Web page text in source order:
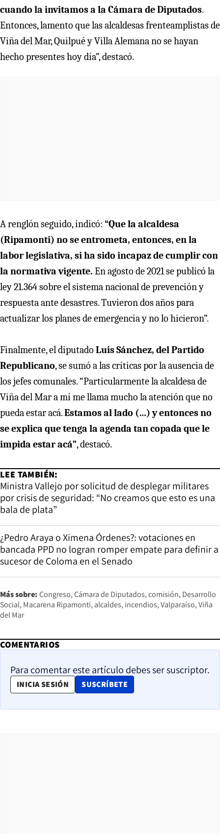
cuando la invitamos a la Cámara de Diputados.
Entonces, lamento que las alcaldesas frenteamplistas de
Viña del Mar, Quilpué y Villa Alemana no se hayan
hecho presentes hoy día”, destacó.
A renglón seguido, indicó: “Que la alcaldesa
(Ripamonti) no se entrometa, entonces, en la
labor legislativa, si ha sido incapaz de cumplir con
la normativa vigente. En agosto de 2021 se publicó la
ley 21.364 sobre el sistema nacional de prevención y
respuesta ante desastres. Tuvieron dos años para
actualizar los planes de emergencia y no lo hicieron”.
Finalmente, el diputado Luis Sánchez, del Partido
Republicano, se sumó a las críticas por la ausencia de
los jefes comunales. “Particularmente la alcaldesa de
Viña del Mar a mí me llama mucho la atención que no
pueda estar acá.Estamos al lado (…) y entonces no
se explica que tenga la agenda tan copada que le
impida estar acá”, destacó.
LEE TAMBIÉN:
Ministra Vallejo por solicitud de desplegar militares
por crisis de seguridad: “No creamos que esto es una
bala de plata”
¿Pedro Araya o Ximena Órdenes?: votaciones en
bancada PPD no logran romper empate para definir a
sucesor de Coloma en el Senado
Más sobre: Congreso Cámara de Diputados comisión Desarrollo
Social Macarena Ripamonti alcaldes incendios Valparaíso Viña
del Mar
COMENTARIOS
Para comentar este artículo debes ser suscriptor.
INICIA SESIÓN SUSCRÍBETE
OPENS IN NEW WINDOW